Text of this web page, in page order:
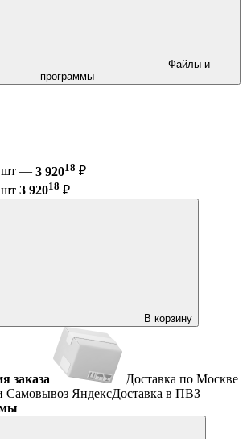
программы
шт — 3 92018 ₽
шт 3 92018 ₽
В корзину
заказа
Доставка по Москве
Самовывоз ЯндексДоставка в ПВЗ